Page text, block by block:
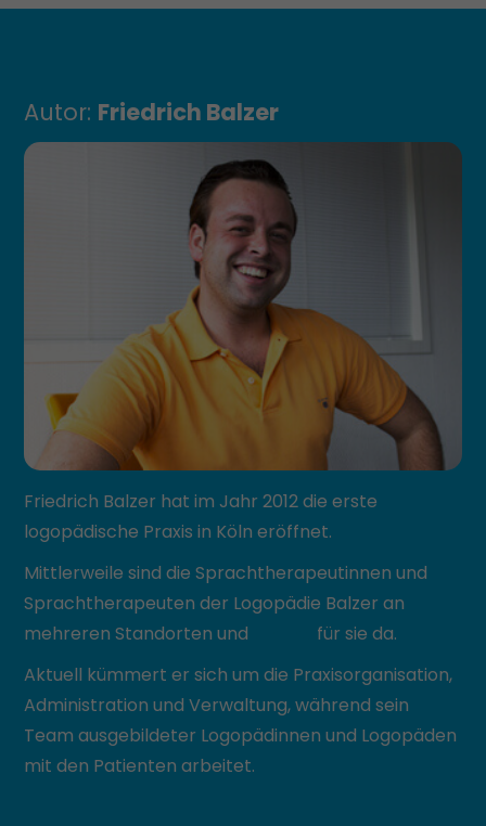
Autor: Friedrich Balzer
Friedrich Balzer hat im Jahr 2012 die erste
logopädische Praxis in Köln eröffnet.
Mittlerweile sind die Sprachtherapeutinnen und
Sprachtherapeuten der Logopädie Balzer an
mehreren Standorten und
für sie da.
Aktuell kümmert er sich um die Praxisorganisation,
Administration und Verwaltung, während sein
Team ausgebildeter Logopädinnen und Logopäden
mit den Patienten arbeitet.